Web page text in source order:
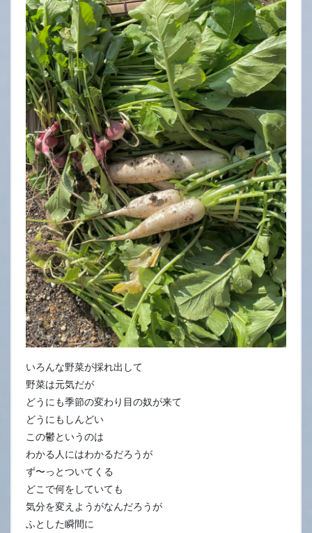
11
月
17
日
いろんな野菜が採れ出して
野菜は元気だが
どうにも季節の変わり目の奴が来て
どうにもしんどい
この鬱というのは
わかる人にはわかるだろうが
ず〜っとついてくる
どこで何をしていても
気分を変えようがなんだろうが
ふとした瞬間に